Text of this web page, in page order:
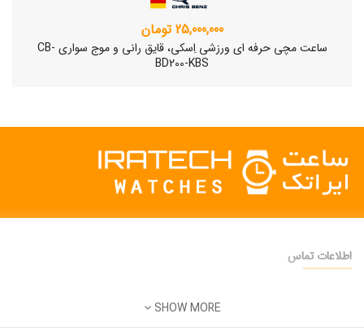
25,000,000 تومان
ساعت مچی حرفه ای ورزشی اِسکی، قایق رانی و موج سواری CB-
BD200-KBS
اطلاعات تماس
SHOW MORE